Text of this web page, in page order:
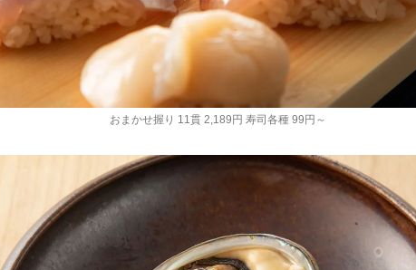
おまかせ握り 11貫 2,189円 寿司各種 99円～